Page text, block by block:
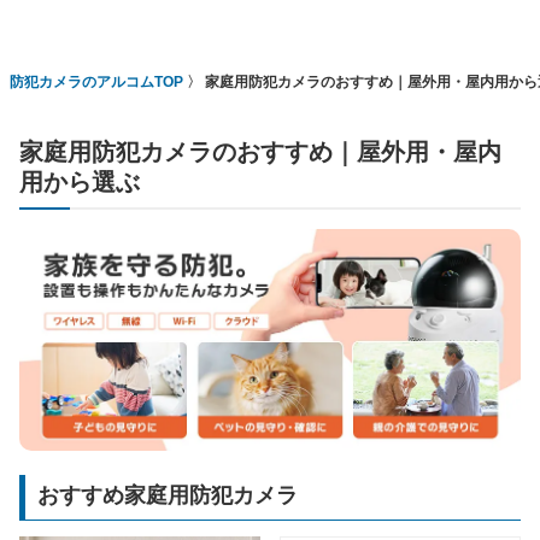
防犯カメラのアルコムTOP 家庭用防犯カメラのおすすめ｜屋外用・屋内用か
家庭用防犯カメラのおすすめ｜屋外用・屋内
用から選ぶ
おすすめ家庭用防犯カメラ